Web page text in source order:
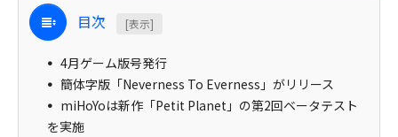
目次 [表示]
4月ゲーム版号発行
簡体字版「Neverness To Everness」がリリース
miHoYoは新作「Petit Planet」の第2回ベータテスト
を実施